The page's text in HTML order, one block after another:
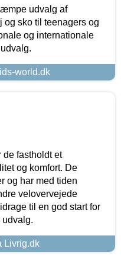
udvalg af
og sko til teenagers og
og internationale
world.dk
de fastholdt et
og komfort. De
og har med tiden
velovervejede
til en god start for
udvalg.
Livrig.dk